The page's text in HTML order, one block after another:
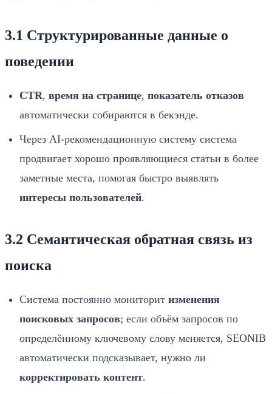
3.1 Структурированные данные о
поведении
CTR, время на странице, показатель отказов
автоматически собираются в бекэнде.
Через AI‑рекомендационную систему система
продвигает хорошо проявляющиеся статьи в более
заметные места, помогая быстро выявлять
интересы пользователей.
3.2 Семантическая обратная связь из
поиска
Система постоянно мониторит изменения
поисковых запросов; если объём запросов по
определённому ключевому слову меняется, SEONIB
автоматически подсказывает, нужно ли
корректировать контент.